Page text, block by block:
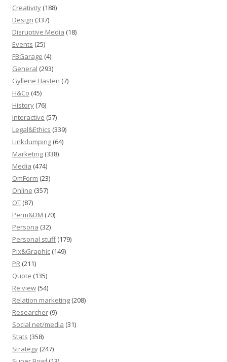
Creativity (188)
Design (337)
Disruptive Media (18)
Events (25)
FBGarage (4)
General (293)
Gyllene Hästen (7)
H&Co (45)
History (76)
Interactive (57)
Legal&Ethics (339)
Linkdumping (64)
Marketing (338)
Media (474)
OmForm (23)
Online (357)
OT (87)
Perm&DM (70)
Persona (32)
Personal stuff(179)
Pix&Graphic (149)
PR (211)
Quote (135)
Re:view (54)
Relation marketing (208)
Researcher (9)
Social net/media (31)
Stats (358)
Strategy (247)